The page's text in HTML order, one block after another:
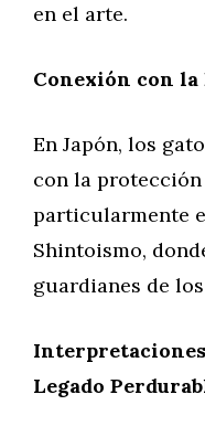
en el arte.
Conexión con
En Japón, los
con la
particularmente
Shintoismo,
guardianes de
Legado